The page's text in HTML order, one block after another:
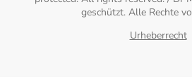
geschützt. Alle Rechte
Urheberrecht